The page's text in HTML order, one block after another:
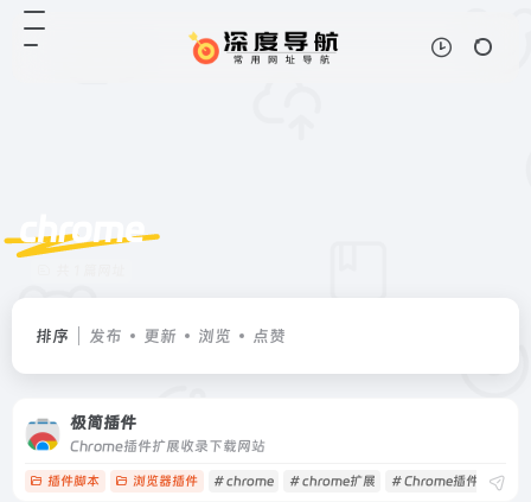
chrome
排序 发布 更新 浏览 点赞
极简插件
Chrome插件扩展收录下载网站
插件脚本 浏览器插件 # chrome # chrome扩展 # Chrome插件